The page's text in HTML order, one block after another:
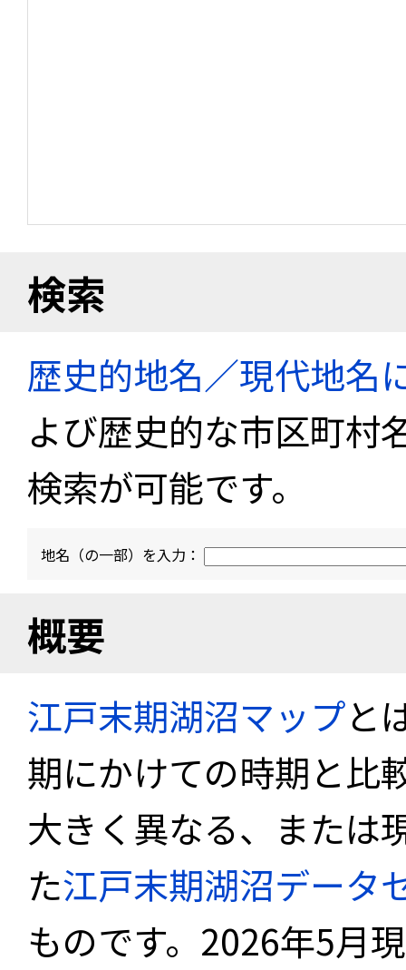
検索
歴史的地名／現代地名
よび歴史的な市区町村
検索が可能です。
地名（の一部）を入力：
概要
江戸末期湖沼マップと
期にかけての時期と比
大きく異なる、または
た江戸末期湖沼データ
ものです。2026年5月